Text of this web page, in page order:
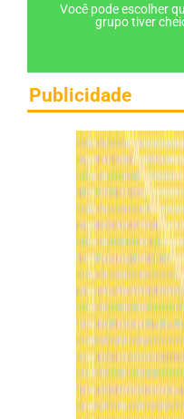
Você pode escolher
grupo tiver
Publicidade